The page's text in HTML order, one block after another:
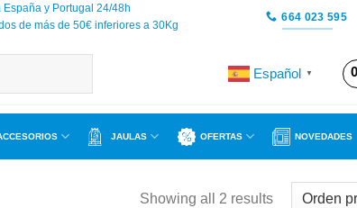
España y Portugal 24/48h
de más de 50€ inferiores a 30Kg
664 023 595
Español ▼
JAULAS OFERTAS NOVEDADES
Showing all 2 results